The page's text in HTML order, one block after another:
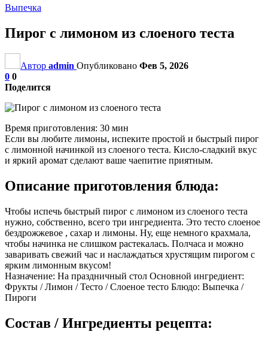
Выпечка
Пирог с лимоном из слоеного теста
Автор admin Опубликовано Фев 5, 2026
0 0
Поделится
Время приготовления: 30 мин
Если вы любите лимоны, испеките простой и быстрый пирог
с лимонной начинкой из слоеного теста. Кисло-сладкий вкус
и яркий аромат сделают ваше чаепитие приятным.
Описание приготовления блюда:
Чтобы испечь быстрый пирог с лимоном из слоеного теста
нужно, собственно, всего три ингредиента. Это тесто слоеное
бездрожжевое , сахар и лимоны. Ну, еще немного крахмала,
чтобы начинка не слишком растекалась. Полчаса и можно
заваривать свежий час и наслаждаться хрустящим пирогом с
ярким лимонным вкусом!
Назначение: На праздничный стол Основной ингредиент:
Фрукты / Лимон / Тесто / Слоеное тесто Блюдо: Выпечка /
Пироги
Состав / Ингредиенты рецепта: